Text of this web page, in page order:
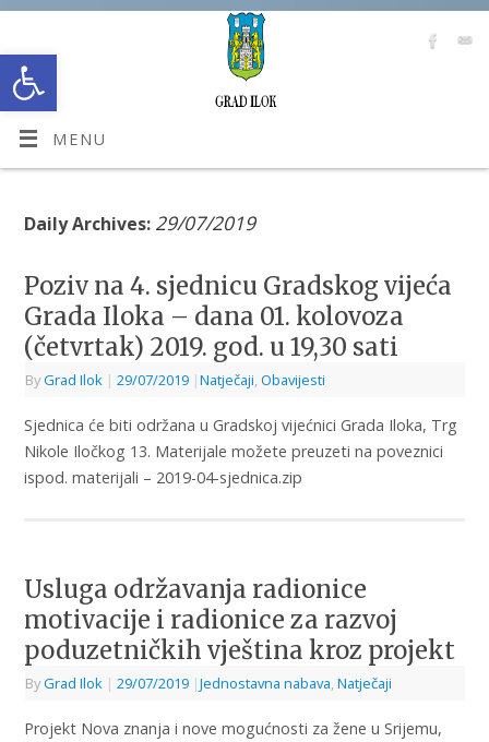
Open toolbar
MENU
Daily Archives: 29/07/2019
Poziv na 4. sjednicu Gradskog vijeća
Grada Iloka – dana 01. kolovoza
(četvrtak) 2019. god. u 19,30 sati
ByGrad Ilok | 29/07/2019 |Natječaji, Obavijesti
Sjednica će biti održana u Gradskoj vijećnici Grada Iloka, Trg
Nikole Iločkog 13. Materijale možete preuzeti na poveznici
ispod. materijali – 2019-04-sjednica.zip
Usluga održavanja radionice
motivacije i radionice za razvoj
poduzetničkih vještina kroz projekt
ByGrad Ilok | 29/07/2019 |Jednostavna nabava Natječaji
Projekt Nova znanja i nove mogućnosti za žene u Srijemu,